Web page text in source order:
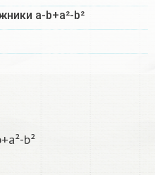
а-b+a²-b²​
b²​